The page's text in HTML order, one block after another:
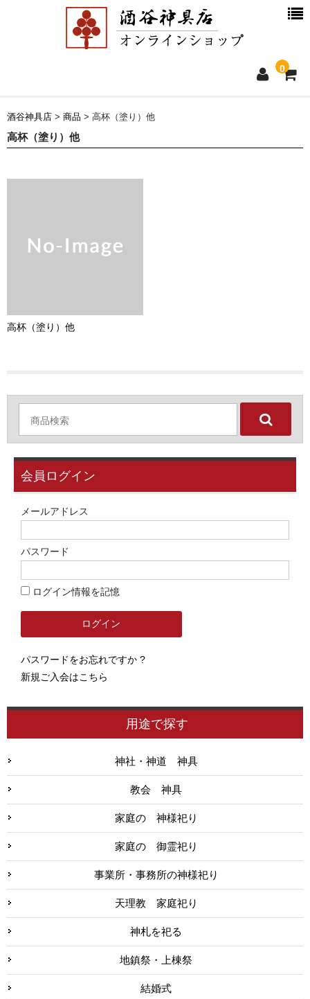
0
ホーム
新着情報
商品一覧
別注品について
お買物かご
酒谷神具店 > 商品 > 高杯（塗り）他
高杯（塗り）他
高杯（塗り）他
会員ログイン
メールアドレス
パスワード
ログイン情報を記憶
パスワードをお忘れですか ?
新規ご入会はこちら
用途で探す
神社・神道 神具
教会 神具
家庭の 神様祀り
家庭の 御霊祀り
事業所・事務所の神様祀り
天理教 家庭祀り
神札を祀る
地鎮祭・上棟祭
結婚式